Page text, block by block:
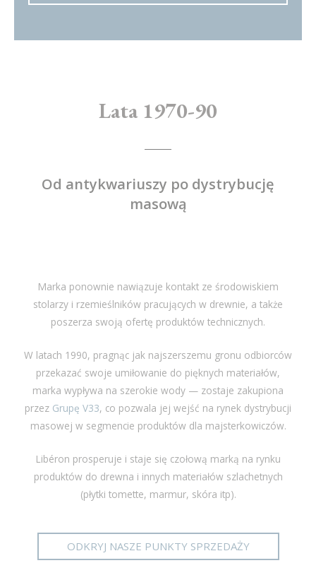
Lata 1970-90
Od antykwariuszy po dystrybucję
masową
Marka ponownie nawiązuje kontakt ze środowiskiem
stolarzy i rzemieślników pracujących w drewnie, a także
poszerza swoją ofertę produktów technicznych.
W latach 1990, pragnąc jak najszerszemu gronu odbiorców
przekazać swoje umiłowanie do pięknych materiałów,
marka wypływa na szerokie wody — zostaje zakupiona
przez Grupę V33, co pozwala jej wejść na rynek dystrybucji
masowej w segmencie produktów dla majsterkowiczów.
Libéron prosperuje i staje się czołową marką na rynku
produktów do drewna i innych materiałów szlachetnych
(płytki tomette, marmur, skóra itp).
ODKRYJ NASZE PUNKTY SPRZEDAŻY